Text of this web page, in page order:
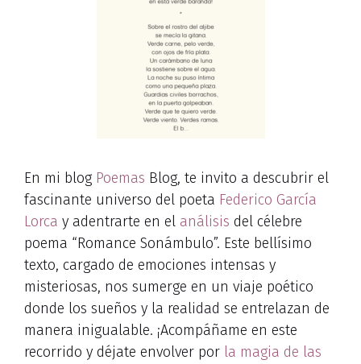
En mi blog Poemas Blog, te invito a descubrir el
fascinante universo del poeta Federico García
Lorca y adentrarte en el análisis del célebre
poema “Romance Sonámbulo”. Este bellísimo
texto, cargado de emociones intensas y
misteriosas, nos sumerge en un viaje poético
donde los sueños y la realidad se entrelazan de
manera inigualable. ¡Acompáñame en este
recorrido y déjate envolver por la magia de las